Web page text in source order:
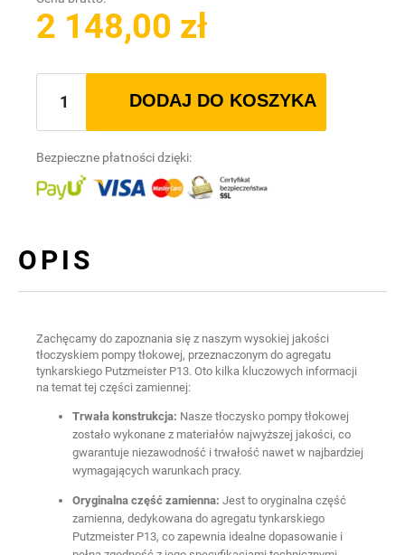
2 148,00 zł
DODAJ DO KOSZYKA
Bezpieczne płatności dzięki:
OPIS
Zachęcamy do zapoznania się z naszym wysokiej jakości
tłoczyskiem pompy tłokowej, przeznaczonym do agregatu
tynkarskiego Putzmeister P13. Oto kilka kluczowych informacji
na temat tej części zamiennej:
Trwała konstrukcja: Nasze tłoczysko pompy tłokowej
zostało wykonane z materiałów najwyższej jakości, co
gwarantuje niezawodność i trwałość nawet w najbardziej
wymagających warunkach pracy.
Oryginalna część zamienna: Jest to oryginalna część
zamienna, dedykowana do agregatu tynkarskiego
Putzmeister P13, co zapewnia idealne dopasowanie i